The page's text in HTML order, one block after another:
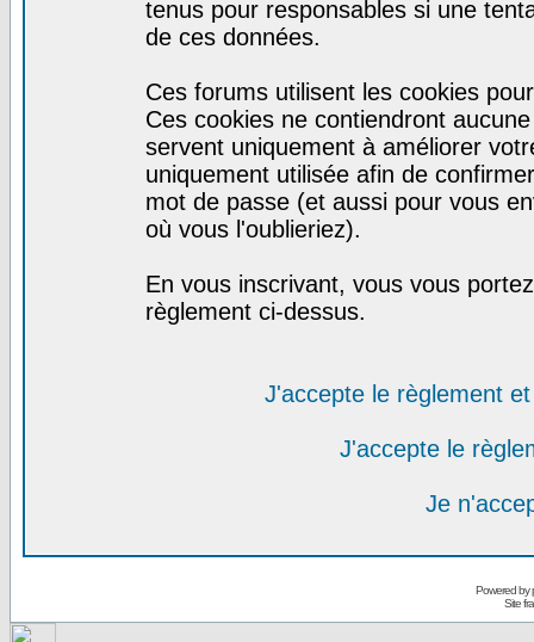
tenus pour responsables si une
de ces données.
Ces forums utilisent les cookies
Ces cookies ne contiendront
servent uniquement à améliorer
uniquement utilisée afin de
mot de passe (et aussi pour vous
où vous l'oublieriez).
En vous inscrivant, vous vous
règlement ci-dessus.
J'accepte le règlement
J'accepte le
Je
Powered by
Site